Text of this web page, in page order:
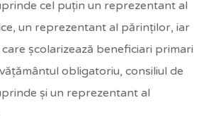
cel puţin un reprezentant al
un reprezentant al părinţilor, iar
şcolarizează beneficiari primari
obligatoriu, consiliul de
şi un reprezentant al